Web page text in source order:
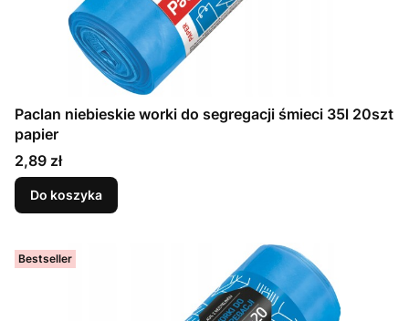
Paclan niebieskie worki do segregacji śmieci 35l 20szt
papier
Cena
2,89 zł
Do koszyka
Bestseller